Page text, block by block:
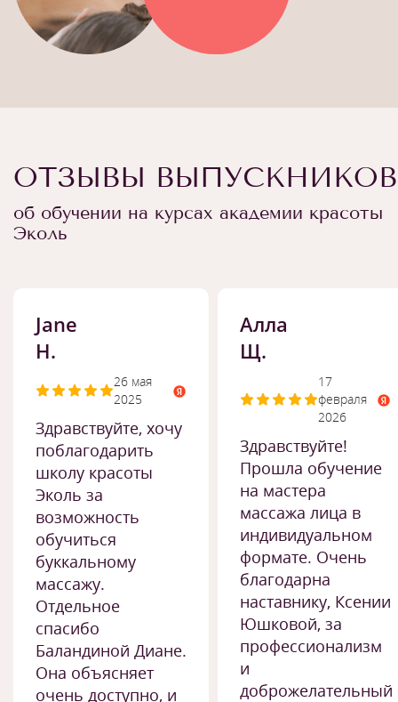
ОТЗЫВЫ ВЫПУСКНИКОВ
об обучении на курсах академии красоты
Эколь
Jane
H.
26 мая
2025
Здравствуйте, хочу
поблагодарить
школу красоты
Эколь за
возможность
обучиться
буккальному
массажу.
Отдельное
спасибо
Баландиной Диане.
Она объясняет
очень доступно, и
Алла
Щ.
17
февраля
2026
Здравствуйте!
Прошла обучение
на мастера
массажа лица в
индивидуальном
формате. Очень
благодарна
наставнику, Ксении
Юшковой, за
профессионализм
и
доброжелательный